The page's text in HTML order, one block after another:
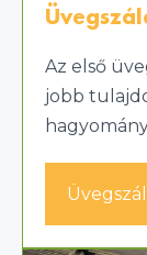
Az első
jobb